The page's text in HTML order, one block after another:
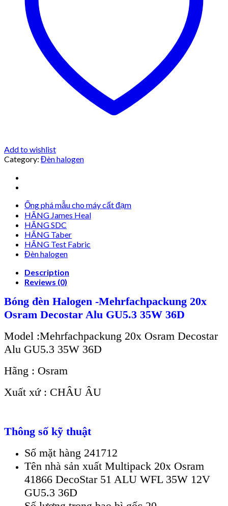
Add to wishlist
Category: Đèn halogen
Ống phá mẫu cho máy cất đạm
HÃNG James Heal
HÃNG SDC
HÃNG Taber
HÃNG Test Fabric
Đèn halogen
Description
Reviews (0)
Bóng đèn Halogen -Mehrfachpackung 20x
Osram Decostar Alu GU5.3 35W 36D
Model :Mehrfachpackung 20x Osram Decostar
Alu GU5.3 35W 36D
Hãng : Osram
Xuất xứ : CHÂU ÂU
Thông số kỹ thuật
Số mặt hàng 241712
Tên nhà sản xuất Multipack 20x Osram
41866 DecoStar 51 ALU WFL 35W 12V
GU5.3 36D